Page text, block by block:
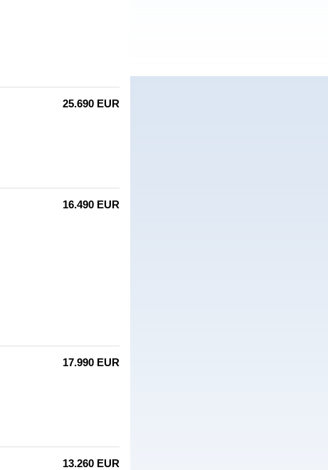
25.690 EUR
16.490 EUR
17.990 EUR
13.260 EUR